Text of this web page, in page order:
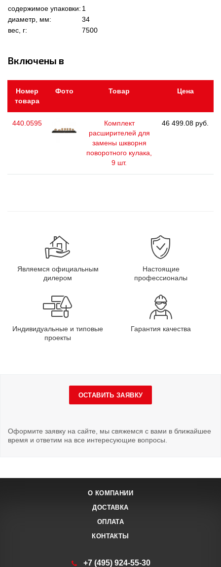
содержимое упаковки: 1
диаметр, мм:
34
вес, г:
7500
Включены в
Номер
товара
Фото Товар Цена
440.0595
Комплект
расширителей для
замены шкворня
поворотного кулака,
9 шт.
46 499.08 руб.
Являемся официальным
дилером
Настоящие
профессионалы
Индивидуальные и типовые
проекты
Гарантия качества
ОСТАВИТЬ ЗАЯВКУ
Оформите заявку на сайте, мы свяжемся с вами в ближайшее
время и ответим на все интересующие вопросы.
О КОМПАНИИ
ДОСТАВКА
ОПЛАТА
КОНТАКТЫ
+7 (495) 924-55-30